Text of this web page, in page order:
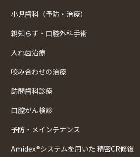
小児歯科（予防・治療）
親知らず・口腔外科手術
入れ歯治療
咬み合わせの治療
訪問歯科診療
口腔がん検診
予防・メインテナンス
Amidex®システムを用いた 精密CR修復